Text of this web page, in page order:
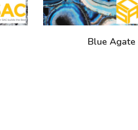
Blue Agate